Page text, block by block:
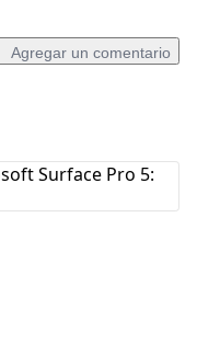
Agregar un comentario